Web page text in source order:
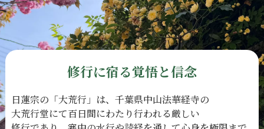
修行に宿る覚悟と信念
日蓮宗の 「大荒行」は、 千葉県中山法華経寺の
大荒行堂にて百日間にわたり行われる厳しい